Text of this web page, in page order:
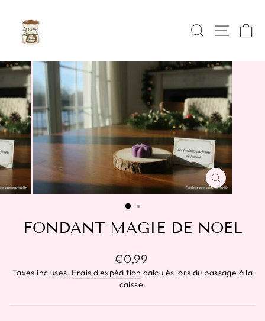
contenu
FERMER
(ESC)
FONDANT MAGIE DE NOËL
Prix
régulier
€0,99
Taxes incluses. Frais d'expédition calculés lors du passage à la
caisse.